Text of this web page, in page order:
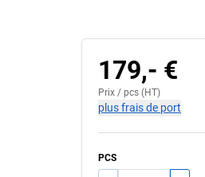
179,- €
Prix / pcs (HT)
plus frais de port
PCS